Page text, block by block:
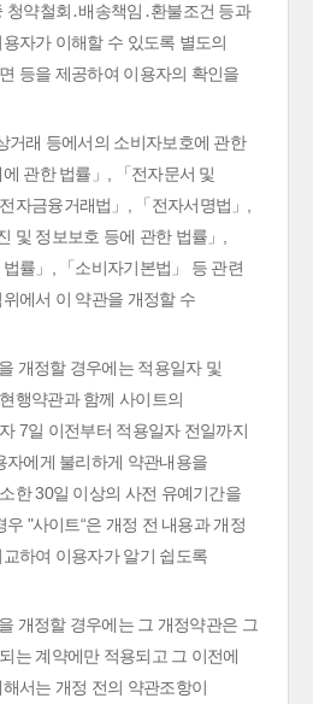
청약철회․배송책임․환불조건 등과
자가 이해할 수 있도록 별도의
등을 제공하여 이용자의 확인을
거래 등에서의 소비자보호에 관한
관한 법률」, 「전자문서 및
자금융거래법」, 「전자서명법」,
및 정보보호 등에 관한 법률」,
법률」, 「소비자기본법」 등 관련
에서 이 약관을 개정할 수
개정할 경우에는 적용일자 및
행약관과 함께 사이트의
7일 이전부터 적용일자 전일까지
자에게 불리하게 약관내용을
한 30일 이상의 사전 유예기간을
"사이트“은 개정 전 내용과 개정
하여 이용자가 알기 쉽도록
개정할 경우에는 그 개정약관은 그
는 계약에만 적용되고 그 이전에
서는 개정 전의 약관조항이